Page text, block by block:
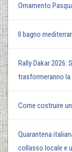
Ornamento
Il bagno
Rally Dakar 2026:
trasformeranno la
Come costruire
Quarantena
collasso locale e